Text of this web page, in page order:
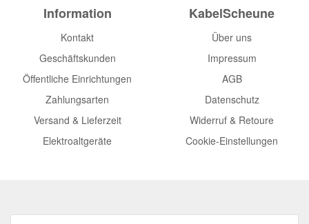
Information
Kontakt
Geschäftskunden
Öffentliche Einrichtungen
Zahlungsarten
Versand & Lieferzeit
Elektroaltgeräte
KabelScheune
Über uns
Impressum
AGB
Datenschutz
Widerruf & Retoure
Cookie-Einstellungen